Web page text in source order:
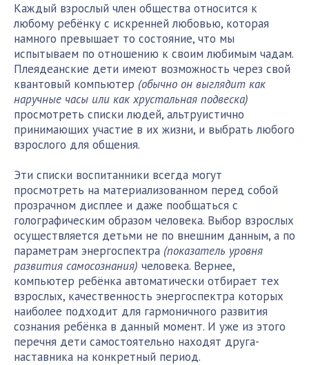
Каждый взрослый член общества относится к
любому ребёнку с искренней любовью, которая
намного превышает то состояние, что мы
испытываем по отношению к своим любимым чадам.
Плеядеанские дети имеют возможность через свой
квантовый компьютер (обычно он выглядит как
наручные часы или как хрустальная подвеска)
просмотреть списки людей, альтруистично
принимающих участие в их жизни, и выбрать любого
взрослого для общения.
Эти списки воспитанники всегда могут
просмотреть на материализованном перед собой
прозрачном дисплее и даже пообщаться с
голографическим образом человека. Выбор взрослых
осуществляется детьми не по внешним данным, а по
параметрам энергоспектра (показатель уровня
развития самосознания) человека. Вернее,
компьютер ребёнка автоматически отбирает тех
взрослых, качественность энергоспектра которых
наиболее подходит для гармоничного развития
сознания ребёнка в данный момент. И уже из этого
перечня дети самостоятельно находят друга-
наставника на конкретный период.